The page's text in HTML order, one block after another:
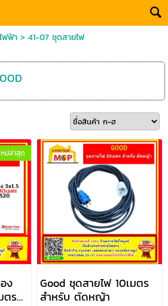
ฟฟ้า> 41-07 ชุดสายไฟ
หม่ล่าสุด
ง
ตร
Good ชุดสายไฟ 10เมตร
สำหรับ ตัดหญ้า